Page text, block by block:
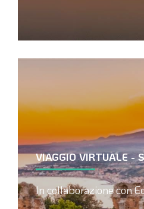
VIAGGIO VIRTUALE -
In collaborazione con